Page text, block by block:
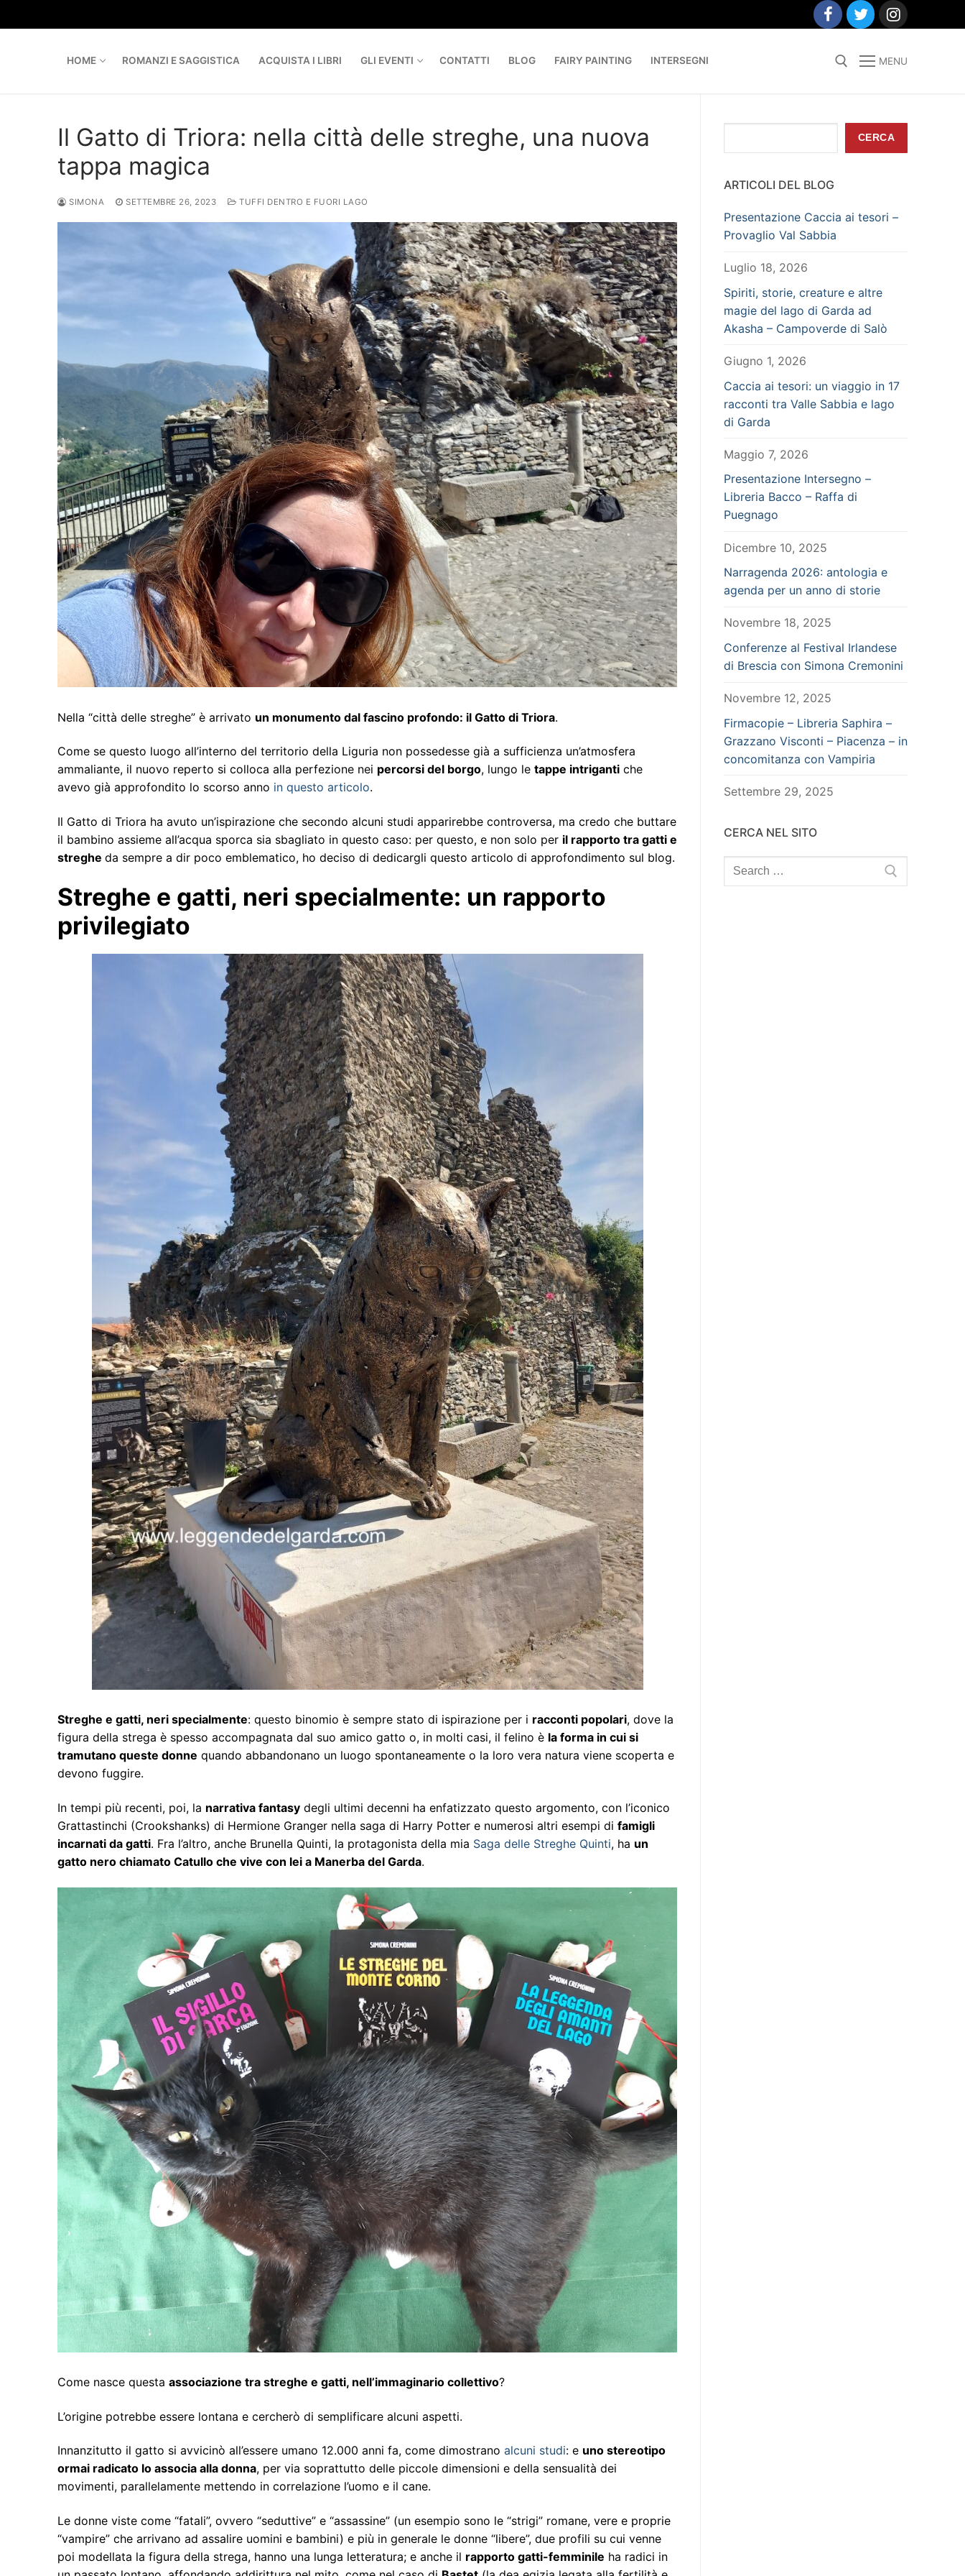
to
HOME ROMANZI E SAGGISTICA ACQUISTA I LIBRI GLI EVENTI CONTATTI BLOG FAIRY PAINTING INTERSEGNI MENU
Il Gatto di Triora: nella città delle streghe, una nuova
tappa magica
SIMONA SETTEMBRE 26, 2023 TUFFI DENTRO E FUORI LAGO
Nella “città delle streghe” è arrivato un monumento dal fascino profondo: il Gatto di Triora.
Come se questo luogo all’interno del territorio della Liguria non possedesse già a sufficienza un’atmosfera
ammaliante, il nuovo reperto si colloca alla perfezione nei percorsi del borgo, lungo le tappe intriganti che
avevo già approfondito lo scorso anno in questo articolo.
Il Gatto di Triora ha avuto un’ispirazione che secondo alcuni studi apparirebbe controversa, ma credo che buttare
il bambino assieme all’acqua sporca sia sbagliato in questo caso: per questo, e non solo per il rapporto tra gatti e
streghe da sempre a dir poco emblematico, ho deciso di dedicargli questo articolo di approfondimento sul blog.
Streghe e gatti, neri specialmente: un rapporto
privilegiato
Streghe e gatti, neri specialmente: questo binomio è sempre stato di ispirazione per i racconti popolari, dove la
figura della strega è spesso accompagnata dal suo amico gatto o, in molti casi, il felino è la forma in cui si
tramutano queste donne quando abbandonano un luogo spontaneamente o la loro vera natura viene scoperta e
devono fuggire.
In tempi più recenti, poi, la narrativa fantasy degli ultimi decenni ha enfatizzato questo argomento, con l’iconico
Grattastinchi (Crookshanks) di Hermione Granger nella saga di Harry Potter e numerosi altri esempi di famigli
incarnati da gatti. Fra l’altro, anche Brunella Quinti, la protagonista della mia Saga delle Streghe Quinti, ha un
gatto nero chiamato Catullo che vive con lei a Manerba del Garda.
Come nasce questa associazione tra streghe e gatti, nell’immaginario collettivo?
L’origine potrebbe essere lontana e cercherò di semplificare alcuni aspetti.
Innanzitutto il gatto si avvicinò all’essere umano 12.000 anni fa, come dimostrano alcuni studi: e uno stereotipo
ormai radicato lo associa alla donna, per via soprattutto delle piccole dimensioni e della sensualità dei
movimenti, parallelamente mettendo in correlazione l’uomo e il cane.
Le donne viste come “fatali”, ovvero “seduttive” e “assassine” (un esempio sono le “strigi” romane, vere e proprie
“vampire” che arrivano ad assalire uomini e bambini) e più in generale le donne “libere”, due profili su cui venne
poi modellata la figura della strega, hanno una lunga letteratura; e anche il rapporto gatti-femminile ha radici in
CERCA
ARTICOLI DEL BLOG
Presentazione Caccia ai tesori –
Provaglio Val Sabbia
Luglio 18, 2026
Spiriti, storie, creature e altre
magie del lago di Garda ad
Akasha – Campoverde di Salò
Giugno 1, 2026
Caccia ai tesori: un viaggio in 17
racconti tra Valle Sabbia e lago
di Garda
Maggio 7, 2026
Presentazione Intersegno –
Libreria Bacco – Raffa di
Puegnago
Dicembre 10, 2025
Narragenda 2026: antologia e
agenda per un anno di storie
Novembre 18, 2025
Conferenze al Festival Irlandese
di Brescia con Simona Cremonini
Novembre 12, 2025
Firmacopie – Libreria Saphira –
Grazzano Visconti – Piacenza – in
concomitanza con Vampiria
Settembre 29, 2025
CERCA NEL SITO
Search